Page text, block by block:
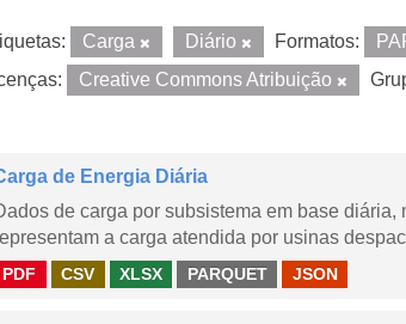
Carga Diário Formatos:
Creative Commons Atribuição
de Energia Diária
de carga por subsistema em base
a carga atendida por usinas
PDF CSV XLSX PARQUET JSON